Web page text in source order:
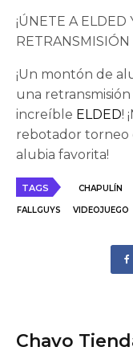
¡ÚNETE A ELDED
¡Un montón de
una
increíble ELDED!
rebotador torneo
alubia favorita!
TAGS CHAPULÍN
FALLGUYS VIDEOJUEGO
Chavo